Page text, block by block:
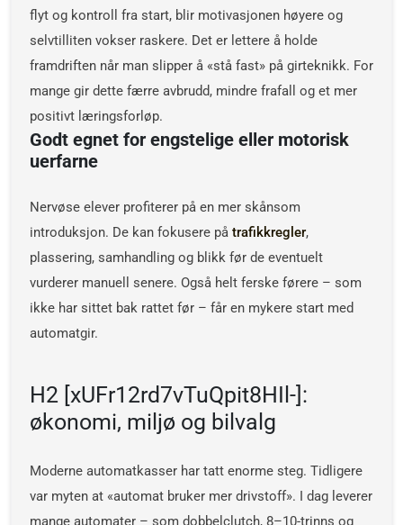
flyt og kontroll fra start, blir motivasjonen høyere og
selvtilliten vokser raskere. Det er lettere å holde
framdriften når man slipper å «stå fast» på girteknikk. For
mange gir dette færre avbrudd, mindre frafall og et mer
positivt læringsforløp.
Godt egnet for engstelige eller motorisk
uerfarne
Nervøse elever profiterer på en mer skånsom
introduksjon. De kan fokusere på trafikkregler,
plassering, samhandling og blikk før de eventuelt
vurderer manuell senere. Også helt ferske førere – som
ikke har sittet bak rattet før – får en mykere start med
automatgir.
H2 [xUFr12rd7vTuQpit8HIl-]:
økonomi, miljø og bilvalg
Moderne automatkasser har tatt enorme steg. Tidligere
var myten at «automat bruker mer drivstoff». I dag leverer
mange automater – som dobbelclutch, 8–10-trinns og